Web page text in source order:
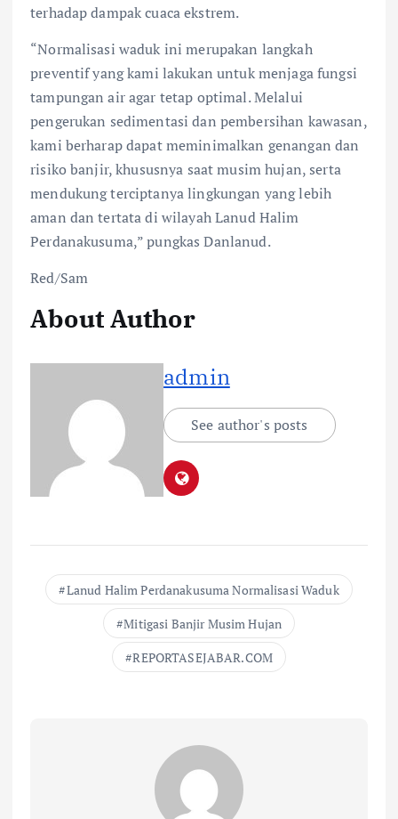
terhadap dampak cuaca ekstrem.
“Normalisasi waduk ini merupakan langkah
preventif yang kami lakukan untuk menjaga fungsi
tampungan air agar tetap optimal. Melalui
pengerukan sedimentasi dan pembersihan kawasan,
kami berharap dapat meminimalkan genangan dan
risiko banjir, khususnya saat musim hujan, serta
mendukung terciptanya lingkungan yang lebih
aman dan tertata di wilayah Lanud Halim
Perdanakusuma,” pungkas Danlanud.
Red/Sam
About Author
admin
See author's posts
Lanud Halim Perdanakusuma Normalisasi Waduk
Mitigasi Banjir Musim Hujan
REPORTASEJABAR.COM